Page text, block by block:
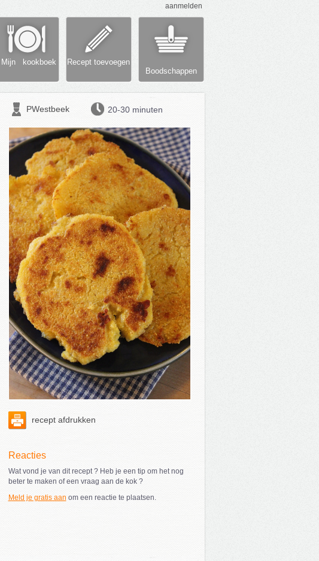
aanmelden
Mijn kookboek
Recept toevoegen
Boodschappen
PWestbeek 20-30 minuten
recept afdrukken
Reacties
Wat vond je van dit recept ? Heb je een tip om het nog
beter te maken of een vraag aan de kok ?
Meld je gratis aan om een reactie te plaatsen.